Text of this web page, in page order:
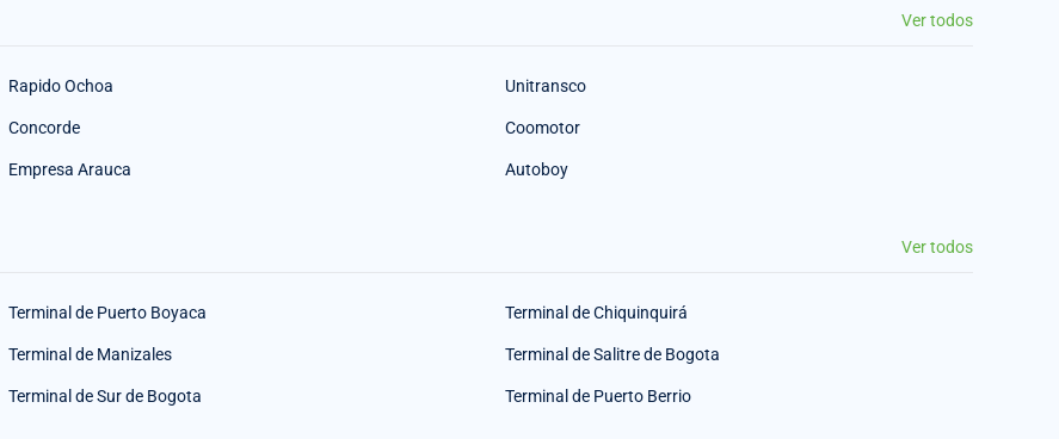
Ver todos
Rapido Ochoa Unitransco
Concorde Coomotor
Empresa Arauca Autoboy
Ver todos
Terminal de Puerto Boyaca Terminal de Chiquinquirá
Terminal de Manizales Terminal de Salitre de Bogota
Terminal de Sur de Bogota Terminal de Puerto Berrio